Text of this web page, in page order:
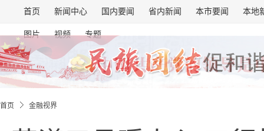
首页 新闻中心 国内要闻 省内新闻 本市要闻 本地
图片 视频 专题
首页 金融视界